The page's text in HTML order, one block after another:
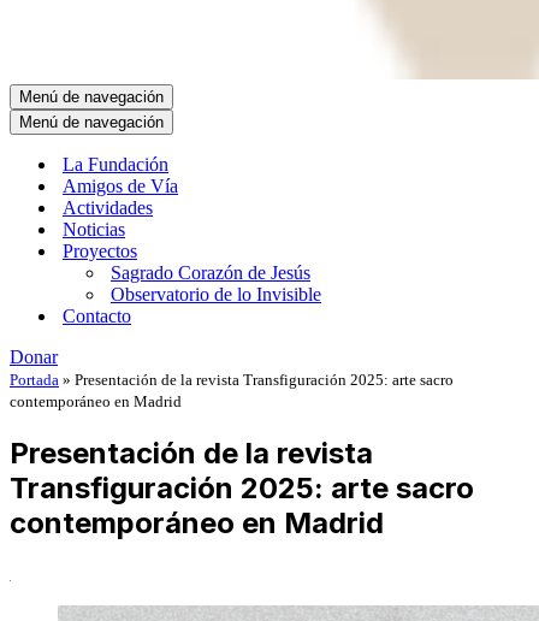
Menú de navegación
Menú de navegación
La Fundación
Amigos de Vía
Actividades
Noticias
Proyectos
Sagrado Corazón de Jesús
Observatorio de lo Invisible
Contacto
Donar
Portada » Presentación de la revista Transfiguración 2025: arte sacro
contemporáneo en Madrid
Presentación de la revista
Transfiguración 2025: arte sacro
contemporáneo en Madrid